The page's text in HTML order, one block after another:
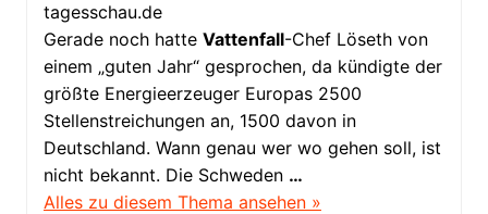
tagesschau.de
Gerade noch hatte Vattenfall-Chef Löseth von
einem „guten Jahr“ gesprochen, da kündigte der
größte Energieerzeuger Europas 2500
Stellenstreichungen an, 1500 davon in
Deutschland. Wann genau wer wo gehen soll, ist
nicht bekannt. Die Schweden …
Alles zu diesem Thema ansehen »